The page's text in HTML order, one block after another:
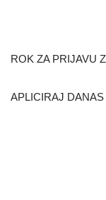
ROK ZA PRIJAVU
APLICIRAJ